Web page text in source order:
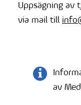
Uppsägning av
via mail till
av